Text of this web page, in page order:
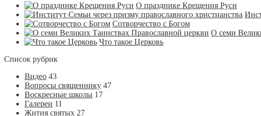
О празднике Крещения Руси
Сотворчество с Богом
О семи
Что такое Церковь
Список рубрик
Видео 43
Вопросы священнику 47
Воскресные школы 17
Галереи 11
Жития святых 27